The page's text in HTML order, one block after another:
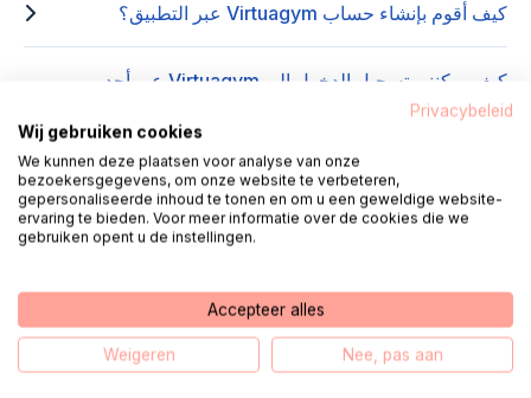
كيف أقوم بإنشاء حساب Virtuagym عبر التطبيق؟
كيف يمكنني تسجيل الدخول إلى Virtuagym عبر أحد
التطبيقات؟
كيف أستخدم التحديات؟
كيف أخطط لنشاط عبر تطبيق Virtuagym؟
كيف أخطط لنشاط عبر موقع Virtuagym؟
Privacybeleid
Wij gebruiken cookies
We kunnen deze plaatsen voor analyse van onze
bezoekersgegevens, om onze website te verbeteren,
gepersonaliseerde inhoud te tonen en om u een geweldige website-
ervaring te bieden. Voor meer informatie over de cookies die we
gebruiken opent u de instellingen.
Accepteer alles
Weigeren Nee, pas aan